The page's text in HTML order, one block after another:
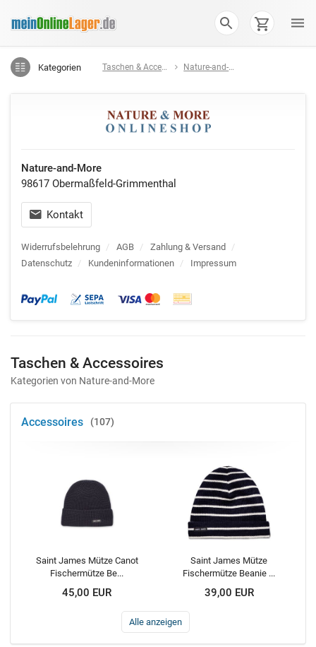
Kategorien Taschen & Accessoires Nature-and-More
Nature-and-More
98617 Obermaßfeld-Grimmenthal
Kontakt
Widerrufsbelehrung / AGB / Zahlung & Versand
/
Datenschutz / Kundeninformationen / Impressum
Taschen & Accessoires
Kategorien von Nature-and-More
Accessoires 107
Saint James Mütze Canot
Fischermütze Be...
45,00 EUR
Saint James Mütze
Fischermütze Beanie ...
39,00 EUR
Alle anzeigen